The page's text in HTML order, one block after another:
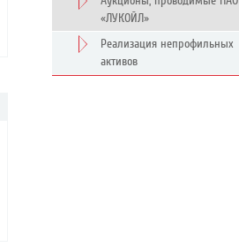
«ЛУКОЙЛ»
Реализация непрофильных
активов